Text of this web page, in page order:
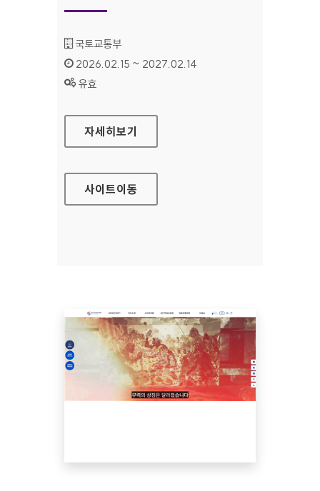
기관명 :
국토교통부
인증기간 :
2026.02.15 ~ 2027.02.14
상태 :
유효
토지이음
자세히보기
사이트이동